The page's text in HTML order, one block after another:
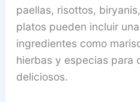
paellas, risottos,
platos pueden incluir
ingredientes como
hierbas y especias para
deliciosos.